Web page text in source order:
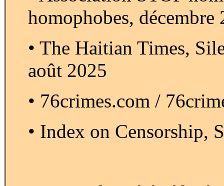
homophobes, décembre
• The Haitian Times,
août 2025
• 76crimes.com /
• Index on Censorship,